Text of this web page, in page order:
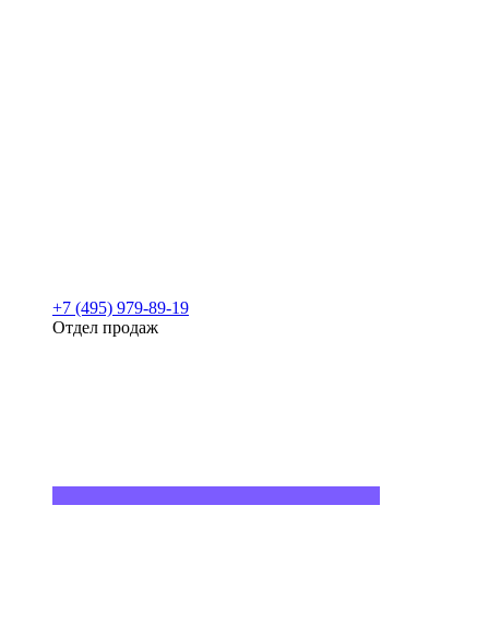
+7 (495) 979-89-19
Отдел продаж